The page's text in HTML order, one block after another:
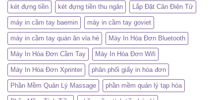
két đựng tiền két đựng tiền thu ngân Lắp Đặt Cân Điện Tử
máy in cầm tay baemin máy in cầm tay goviet
máy in cầm tay quán ăn vỉa hè Máy In Hóa Đơn Bluetooth
Máy In Hóa Đơn Cầm Tay Máy In Hóa Đơn Wifi
Máy In Hóa Đơn Xprinter phân phối giấy in hóa đơn
Phần Mềm Quản Lý Massage phần mềm quản lý tạp hóa